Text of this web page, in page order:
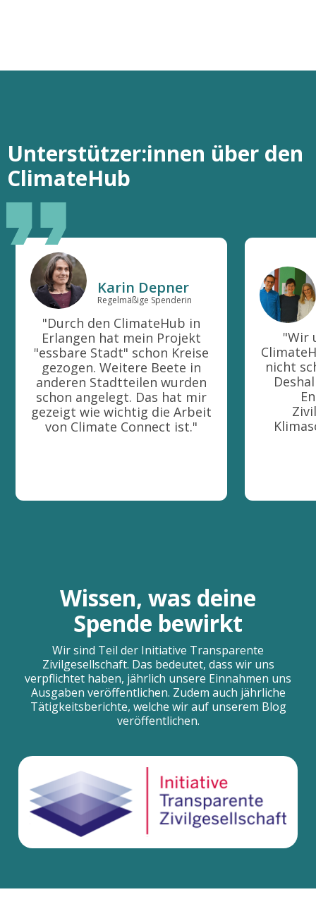
Unterstützer:innen über den
ClimateHub
Karin Depner
Regelmäßige Spenderin
"Durch den ClimateHub in
Erlangen hat mein Projekt
"essbare Stadt" schon Kreise
gezogen. Weitere Beete in
anderen Stadtteilen wurden
schon angelegt. Das hat mir
gezeigt wie wichtig die Arbeit
von Climate Connect ist."
"Wir
nicht
Wissen, was deine
Spende bewirkt
Wir sind Teil der Initiative Transparente
Zivilgesellschaft. Das bedeutet, dass wir uns
verpflichtet haben, jährlich unsere Einnahmen uns
Ausgaben veröffentlichen. Zudem auch jährliche
Tätigkeitsberichte, welche wir auf unserem Blog
veröffentlichen.